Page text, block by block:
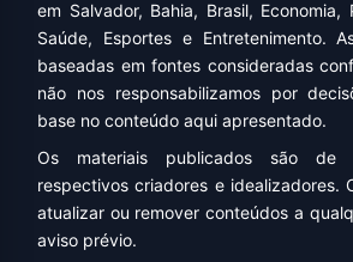
em Salvador, Bahia, Brasil, Economia,
Saúde, Esportes e Entretenimento.
baseadas em fontes consideradas
não nos responsabilizamos por
base no conteúdo aqui apresentado.
Os materiais publicados são de
respectivos criadores e idealizadores.
atualizar ou remover conteúdos a
aviso prévio.